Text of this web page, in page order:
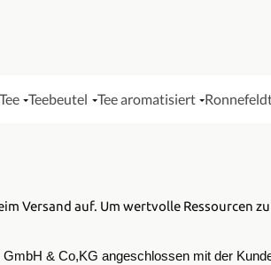
Tee Teebeutel Tee aromatisiert
Versand auf. Um wertvolle Ressourcen
GmbH & Co,KG angeschlossen mit der